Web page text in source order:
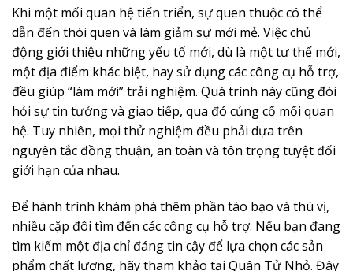
Khi một mối quan hệ tiến triển, sự quen thuộc có thể
dẫn đến thói quen và làm giảm sự mới mẻ. Việc chủ
động giới thiệu những yếu tố mới, dù là một tư thế mới,
một địa điểm khác biệt, hay sử dụng các công cụ hỗ trợ,
đều giúp “làm mới” trải nghiệm. Quá trình này cũng đòi
hỏi sự tin tưởng và giao tiếp, qua đó củng cố mối quan
hệ. Tuy nhiên, mọi thử nghiệm đều phải dựa trên
nguyên tắc đồng thuận, an toàn và tôn trọng tuyệt đối
giới hạn của nhau.
Để hành trình khám phá thêm phần táo bạo và thú vị,
nhiều cặp đôi tìm đến các công cụ hỗ trợ. Nếu bạn đang
tìm kiếm một địa chỉ đáng tin cậy để lựa chọn các sản
phẩm chất lượng, hãy tham khảo tại Quân Tử Nhỏ. Đây